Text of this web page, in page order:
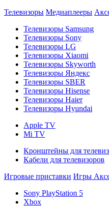
Телевизоры Медиаплееры
Телевизоры Samsung
Телевизоры Sony
Телевизоры LG
Телевизоры Xiaomi
Телевизоры Skyworth
Телевизоры Яндекс
Телевизоры SBER
Телевизоры Hisense
Телевизоры Haier
Телевизоры Hyundai
Apple TV
Mi TV
Кронштейны для
Кабели для телевизоров
Игровые приставки Игры
Sony PlayStation 5
Xbox